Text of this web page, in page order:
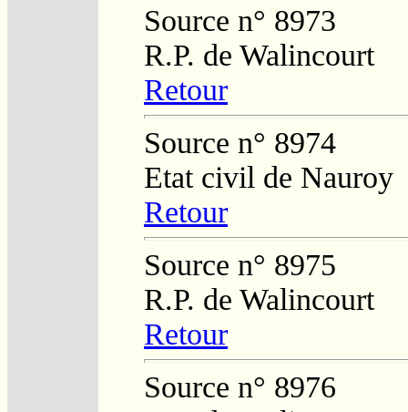
Source n° 8973
R.P. de Walincourt
Retour
Source n° 8974
Etat civil de Nauroy
Retour
Source n° 8975
R.P. de Walincourt
Retour
Source n° 8976